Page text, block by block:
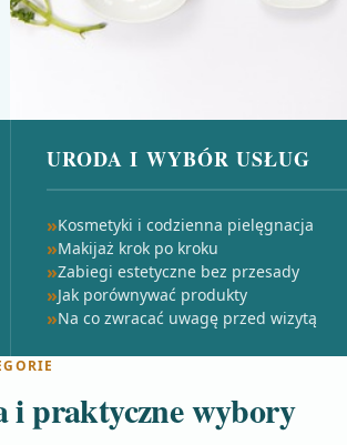
URODA I WYBÓR USŁUG
Kosmetyki i codzienna pielęgnacja
Makijaż krok po kroku
Zabiegi estetyczne bez przesady
Jak porównywać produkty
Na co zwracać uwagę przed wizytą
i praktyczne wybory